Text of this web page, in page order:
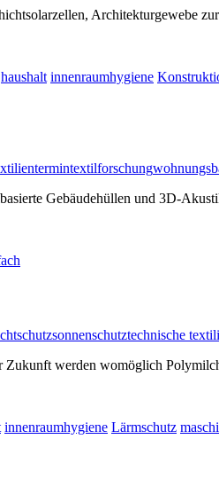
Architekturgewebe
haushalt innenraumhygiene
termintextilforschung
Gebäudehüllen und 3D-
sonnenschutztechnische
werden womöglich
innenraumhygiene Lärmschutz